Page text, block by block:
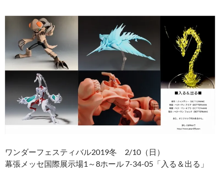
ワンダーフェスティバル2019冬 2/10（日）
幕張メッセ国際展示場1～8ホール 7-34-05「入る＆出る」